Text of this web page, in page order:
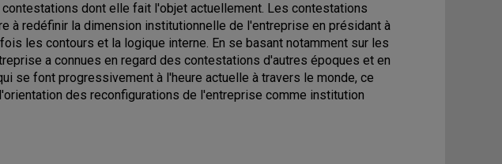
dont elle fait l'objet actuellement. Les contestations
à redéfinir la dimension institutionnelle de l'entreprise en présidant à
les contours et la logique interne. En se basant notamment sur les
a connues en regard des contestations d'autres époques et en
se font progressivement à l'heure actuelle à travers le monde, ce
des reconfigurations de l'entreprise comme institution